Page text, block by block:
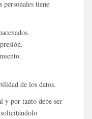
tiene
de los datos.
y por tanto debe ser